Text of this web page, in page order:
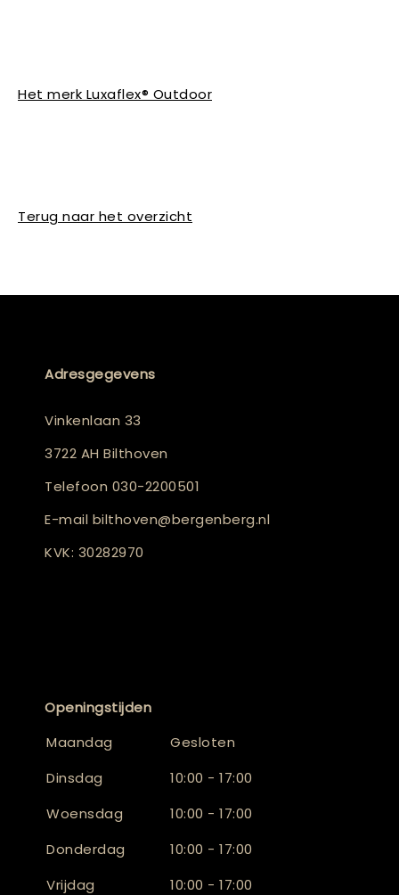
Het merk Luxaflex® Outdoor
Terug naar het overzicht
Adresgegevens
Vinkenlaan 33
3722 AH Bilthoven
Telefoon 030-2200501
E-mail bilthoven@bergenberg.nl
KVK: 30282970
Openingstijden
Maandag
Gesloten
Dinsdag
10:00 - 17:00
Woensdag
10:00 - 17:00
Donderdag
10:00 - 17:00
Vrijdag
10:00 - 17:00